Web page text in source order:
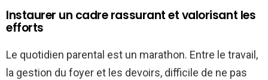
Instaurer un cadre rassurant et valorisant les
efforts
Le quotidien parental est un marathon. Entre le travail,
la gestion du foyer et les devoirs, difficile de ne pas